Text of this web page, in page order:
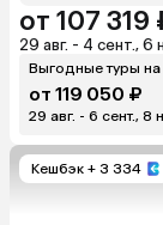
от 107 319
29 авг. - 4 сент., 6
Выгодные туры
от 119 050 ₽
29 авг. - 6 сент., 8
Кешбэк + 3 334